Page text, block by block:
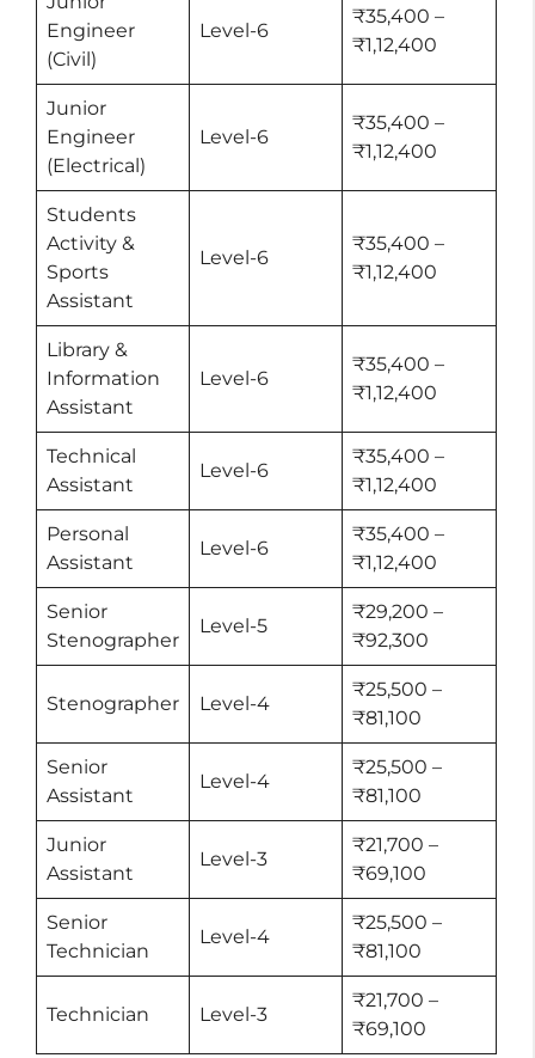
Engineer
(Civil)
Level-6
₹35,400 –
₹1,12,400
Junior
Engineer
(Electrical)
Level-6
₹35,400 –
₹1,12,400
Students
Activity &
Sports
Assistant
Level-6
₹35,400 –
₹1,12,400
Library &
Information
Assistant
Level-6
₹35,400 –
₹1,12,400
Technical
Assistant
Level-6
₹35,400 –
₹1,12,400
Personal
Assistant
Level-6
₹35,400 –
₹1,12,400
Senior
Stenographer
Level-5
₹29,200 –
₹92,300
Stenographer Level-4
₹25,500 –
₹81,100
Senior
Assistant
Level-4
₹25,500 –
₹81,100
Junior
Assistant
Level-3
₹21,700 –
₹69,100
Senior
Technician
Level-4
₹25,500 –
₹81,100
Technician Level-3
₹21,700 –
₹69,100